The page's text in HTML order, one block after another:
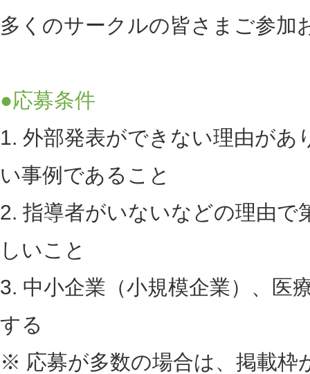
多くのサークルの皆さまご参加
●応募条件
1. 外部発表ができない理由があ
い事例であること
2. 指導者がいないなどの理由で
しいこと
3. 中小企業（小規模企業）、医
する
※ 応募が多数の場合は、掲載枠